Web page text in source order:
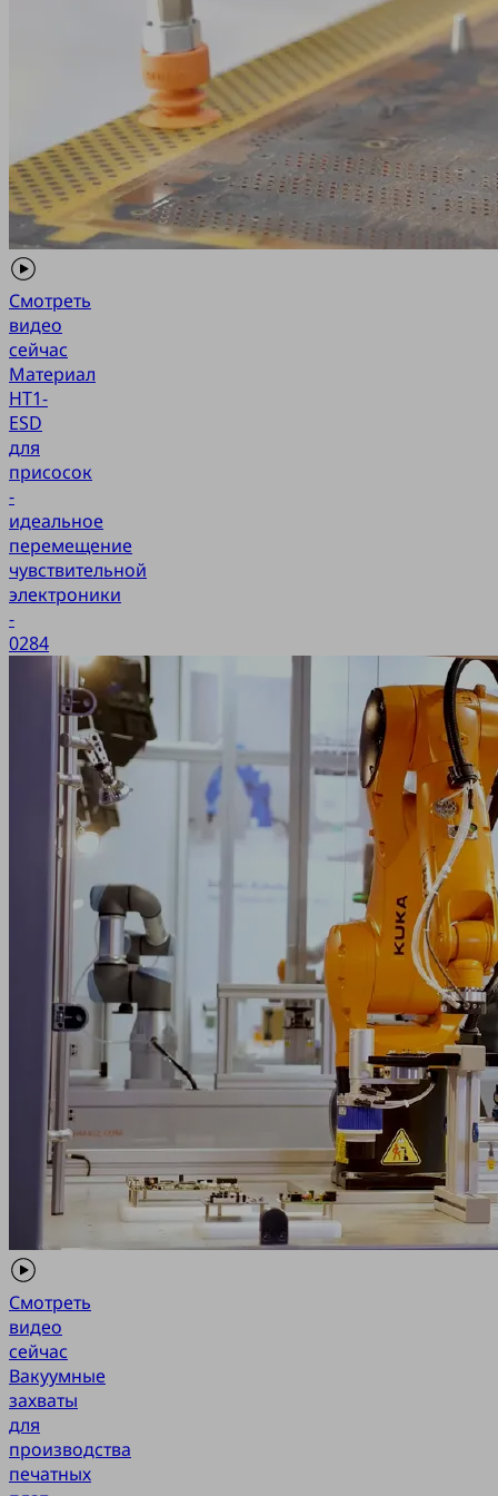
Смотреть
видео
сейчас
Материал
HT1-
ESD
для
присосок
-
идеальное
перемещение
чувствительной
электроники
-
0284
Смотреть
видео
сейчас
Вакуумные
захваты
для
производства
печатных